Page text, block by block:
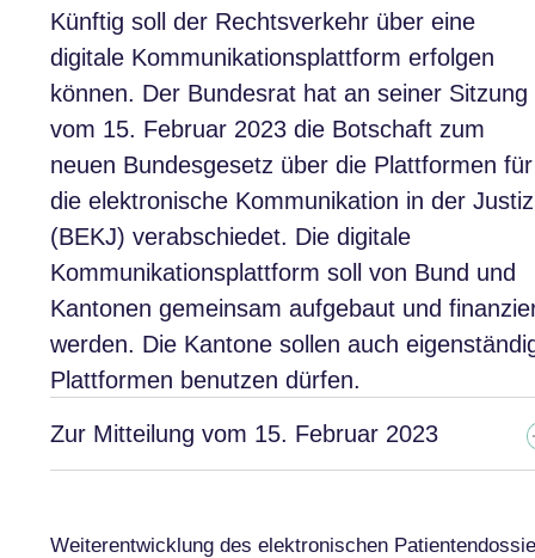
Künftig soll der Rechtsverkehr über eine
digitale Kommunikationsplattform erfolgen
können. Der Bundesrat hat an seiner Sitzung
vom 15. Februar 2023 die Botschaft zum
neuen Bundesgesetz über die Plattformen für
die elektronische Kommunikation in der Justiz
(BEKJ) verabschiedet. Die digitale
Kommunikationsplattform soll von Bund und
Kantonen gemeinsam aufgebaut und
werden. Die Kantone sollen auch
Plattformen benutzen dürfen.
Zur Mitteilung vom 15. Februar 2023
Weiterentwicklung des elektronischen